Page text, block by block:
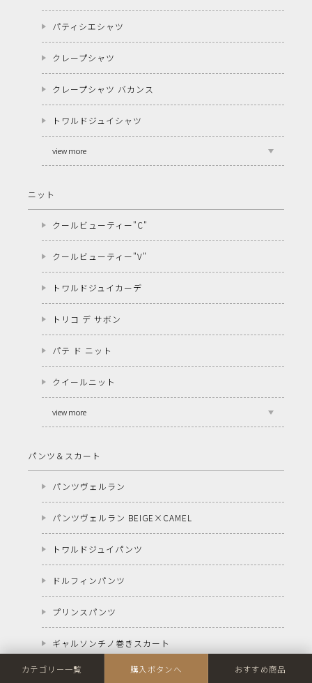
パティシエシャツ
クレープシャツ
クレープシャツ バカンス
トワルドジュイシャツ
view more
ニット
クールビューティー"C"
クールビューティー"V"
トワルドジュイカーデ
トリコ デ サボン
パテ ド ニット
クイールニット
view more
パンツ＆スカート
パンツヴェルラン
パンツヴェルラン BEIGE×CAMEL
トワルドジュイパンツ
ドルフィンパンツ
プリンスパンツ
ギャルソンチノ巻きスカート
view more
カテゴリー一覧 購入ボタンへ おすすめ商品